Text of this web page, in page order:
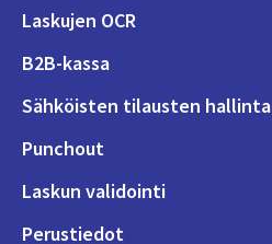
Laskujen OCR
B2B-kassa
Sähköisten tilausten hallinta
Punchout
Laskun validointi
Perustiedot